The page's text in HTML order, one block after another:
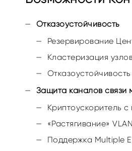
Отказоустойчивость
Резервирование
Кластеризация
Защита каналов
Криптоускоритель
«Растягивание»
Поддержка Multiple